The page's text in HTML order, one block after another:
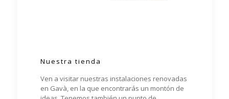
Nuestra tienda
Ven a visitar nuestras instalaciones renovadas
en Gavà, en la que encontrarás un montón de